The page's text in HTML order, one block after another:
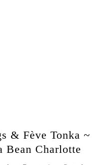
& Fève Tonka ~
Bean Charlotte